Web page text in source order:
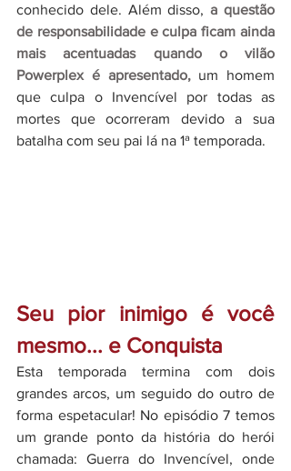
conhecido dele. Além disso, a questão
de responsabilidade e culpa ficam ainda
mais acentuadas quando o vilão
Powerplex é apresentado, um homem
que culpa o Invencível por todas as
mortes que ocorreram devido a sua
batalha com seu pai lá na 1ª temporada.
Seu pior inimigo é você
mesmo... e Conquista
Esta temporada termina com dois
grandes arcos, um seguido do outro de
forma espetacular! No episódio 7 temos
um grande ponto da história do herói
chamada: Guerra do Invencível, onde